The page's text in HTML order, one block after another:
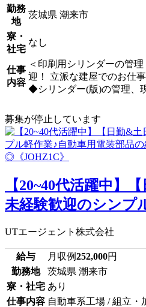
勤務
地
茨城県 潮来市
寮・
社宅
なし
仕事
内容
＜印刷用シリンダーの管
迎！ 立派な建屋でのお仕
◆シリンダー(版)の管理、
募集が停止しています
【20~40代活躍中】
未経験歓迎のシンプ
UTエージェント株式会社
給与 月収例252,000円
勤務地
茨城県 潮来市
寮・社宅 あり
仕事内容 自動車系工場 / 組立・